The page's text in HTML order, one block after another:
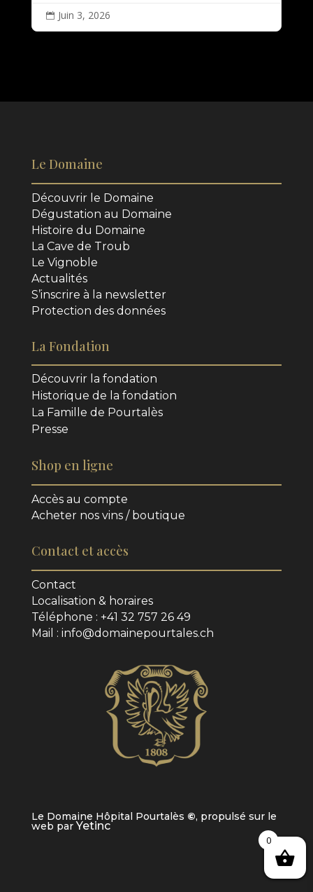
 Juin 3, 2026
Le Domaine
Découvrir le Domaine
Dégustation au Domaine
Histoire du Domaine
La Cave de Troub
Le Vignoble
Actualités
S’inscrire à la newsletter
Protection des données
La Fondation
Découvrir la fondation
Historique de la fondation
La Famille de Pourtalès
Presse
Shop en ligne
Accès au compte
Acheter nos vins / boutique
Contact et accès
Contact
Localisation & horaires
Téléphone : +41 32 757 26 49
Mail : info@domainepourtales.ch
Le Domaine Hôpital Pourtalès ©, propulsé sur le
web parYetinc
0